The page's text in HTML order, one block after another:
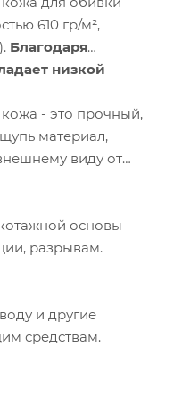
610 гр/м²,
Благодаря
низкой
- это прочный,
материал,
виду от
основы
разрывам.
и другие
средствам.
данные с
Метрики. Это